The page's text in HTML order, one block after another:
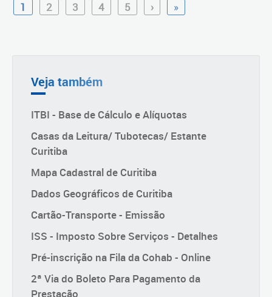
1 2 3 4 5 › »
Veja também
ITBI - Base de Cálculo e Alíquotas
Casas da Leitura/ Tubotecas/ Estante
Curitiba
Mapa Cadastral de Curitiba
Dados Geográficos de Curitiba
Cartão-Transporte - Emissão
ISS - Imposto Sobre Serviços - Detalhes
Pré-inscrição na Fila da Cohab - Online
2ª Via do Boleto Para Pagamento da
Prestação